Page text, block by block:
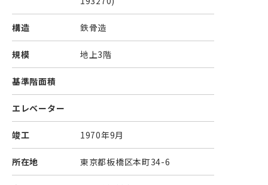
構造 鉄骨造
規模 地上3階
基準階面積
エレベーター
竣工 1970年9月
所在地 東京都板橋区本町34-6